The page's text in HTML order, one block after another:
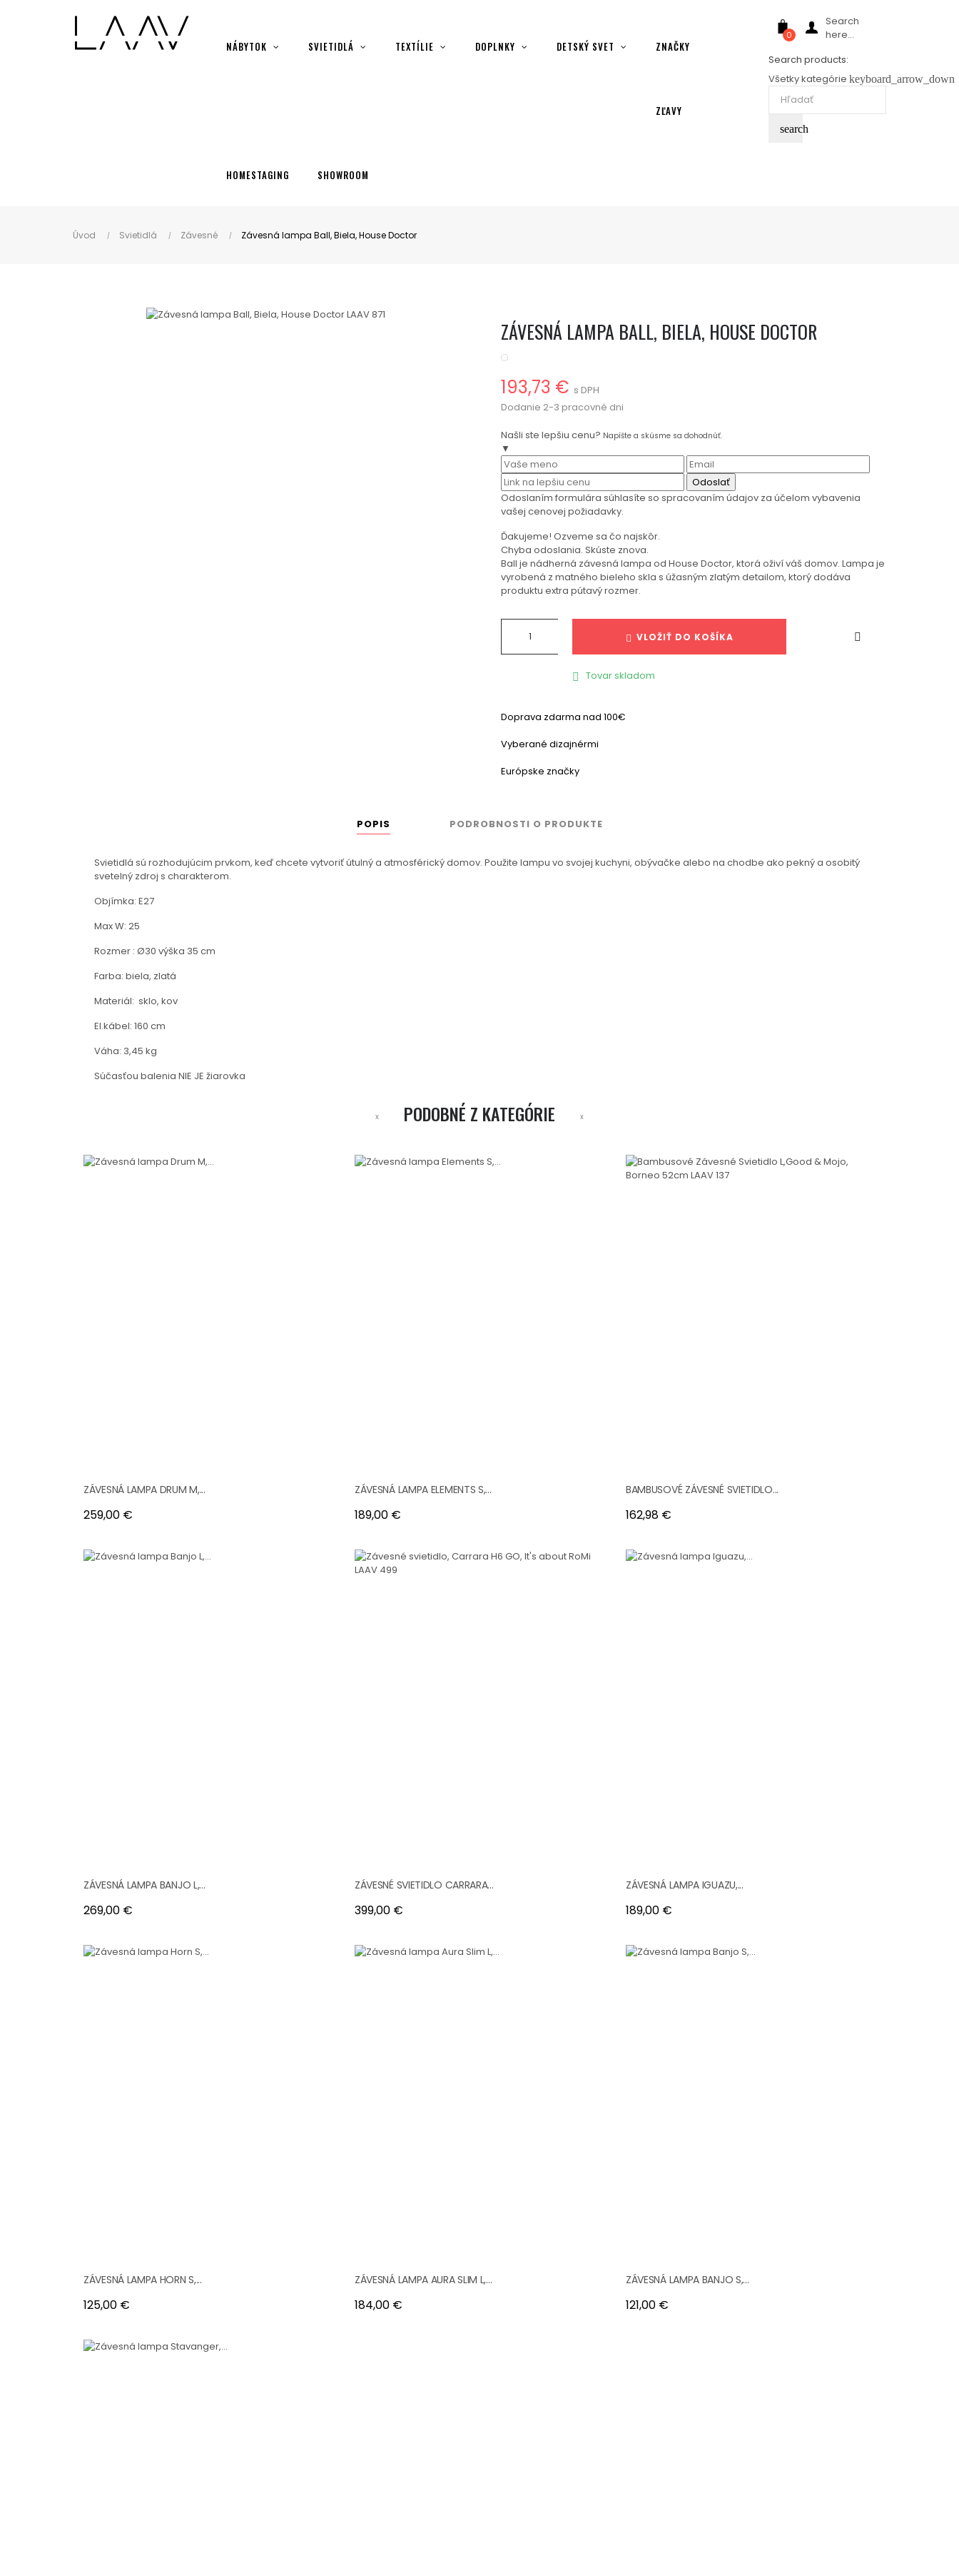
NÁBYTOK SVIETIDLÁ TEXTÍLIE DOPLNKY DETSKÝ SVET ZNAČKY
ZĽAVY
HOMESTAGING SHOWROOM
0
Search
here...
Search products:
Všetky kategórie keyboard_arrow_down
search
Úvod Svietidlá Závesné Závesná lampa Ball, Biela, House Doctor
ZÁVESNÁ LAMPA BALL, BIELA, HOUSE DOCTOR
193,73 € s DPH
Dodanie 2-3 pracovné dni
Našli ste lepšiu cenu? Napíšte a skúsme sa dohodnúť.
▼
Odoslať
Odoslaním formulára súhlasíte so spracovaním údajov za účelom vybavenia
vašej cenovej požiadavky.
Ďakujeme! Ozveme sa čo najskôr.
Chyba odoslania. Skúste znova.
Ball je nádherná závesná lampa od House Doctor, ktorá oživí váš domov. Lampa je
vyrobená z matného bieleho skla s úžasným zlatým detailom, ktorý dodáva
produktu extra pútavý rozmer.
VLOŽIŤ DO KOŠÍKA 
 Tovar skladom
Doprava zdarma nad 100€
Vyberané dizajnérmi
Európske značky
POPIS PODROBNOSTI O PRODUKTE
Svietidlá sú rozhodujúcim prvkom, keď chcete vytvoriť útulný a atmosférický domov. Použite lampu vo svojej kuchyni, obývačke alebo na chodbe ako pekný a osobitý
svetelný zdroj s charakterom.
Objímka: E27
Max W: 25
Rozmer : Ø30 výška 35 cm
Farba: biela, zlatá
Materiál: sklo, kov
El.kábel: 160 cm
Váha: 3,45 kg
Súčasťou balenia NIE JE žiarovka
PODOBNÉ Z KATEGÓRIE
ZÁVESNÁ LAMPA DRUM M,...
Cena
259,00 €
ZÁVESNÁ LAMPA ELEMENTS S,...
Cena
189,00 €
BAMBUSOVÉ ZÁVESNÉ SVIETIDLO...
Cena
162,98 €
ZÁVESNÁ LAMPA BANJO L,...
Cena
269,00 €
ZÁVESNÉ SVIETIDLO CARRARA...
Cena
399,00 €
ZÁVESNÁ LAMPA IGUAZU,...
Cena
189,00 €
ZÁVESNÁ LAMPA HORN S,...
Cena
125,00 €
ZÁVESNÁ LAMPA AURA SLIM L,...
Cena
184,00 €
ZÁVESNÁ LAMPA BANJO S,...
Cena
121,00 €